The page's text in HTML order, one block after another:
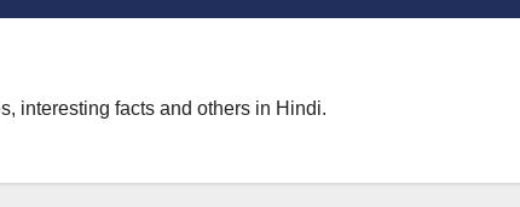
interesting facts and others in Hindi.